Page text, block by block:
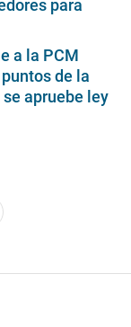
para
a la PCM
de la
apruebe ley